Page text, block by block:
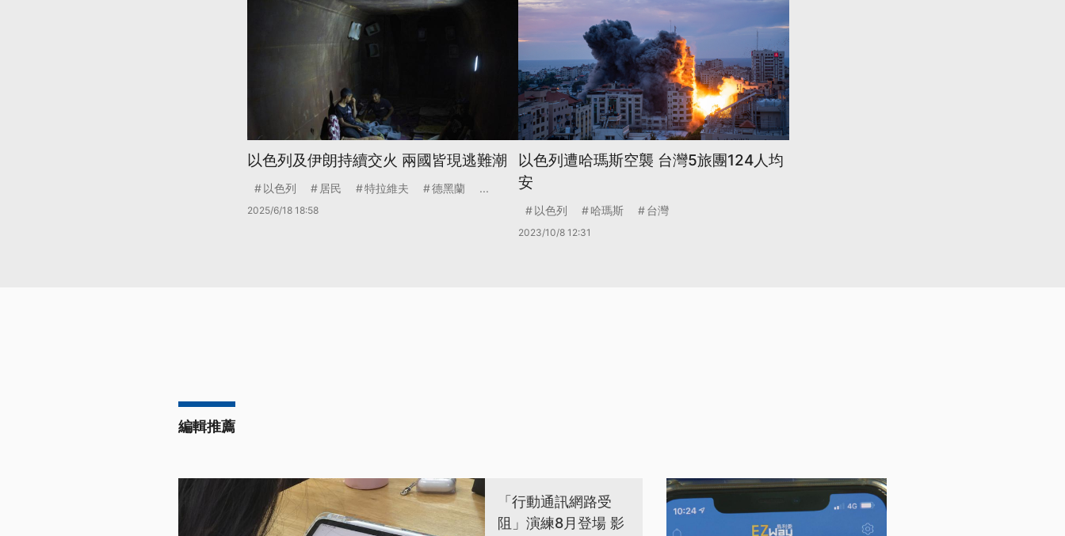
以色列及伊朗持續交火 兩國皆現逃難潮
以色列 居民 特拉維夫 德黑蘭 ...
2025/6/18 18:58
以色列遭哈瑪斯空襲 台灣5旅團124人均
安
以色列 哈瑪斯 台灣
2023/10/8 12:31
編輯推薦
「行動通訊網路受
阻」演練8月登場 影